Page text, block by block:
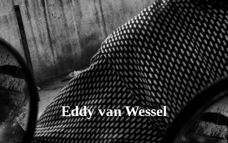
Eddy van Wessel